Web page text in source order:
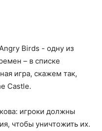
Birds - одну из
– в списке
игра, скажем так,
Castle.
игроки должны
чтобы уничтожить их.